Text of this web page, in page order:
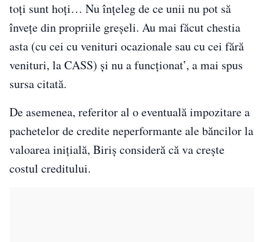
toţi sunt hoţi… Nu înţeleg de ce unii nu pot să
înveţe din propriile greşeli. Au mai făcut chestia
asta (cu cei cu venituri ocazionale sau cu cei fără
venituri, la CASS) şi nu a funcţionat’, a mai spus
sursa citată.
De asemenea, referitor al o eventuală impozitare a
pachetelor de credite neperformante ale băncilor la
valoarea iniţială, Biriş consideră că va creşte
costul creditului.